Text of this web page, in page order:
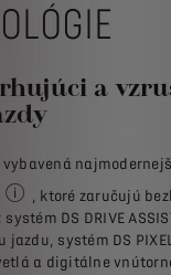
a
vybavená
– niektoré prvky
, ktoré zaručujú
DS DRIVE
jazdu, systém DS
a digitálne